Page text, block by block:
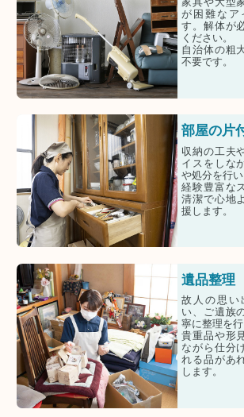
が困難なア
す。解体が
ください。
自治体の粗
不要です。
部屋の片
収納の工夫
イスをしな
や処分を行い
経験豊富な
清潔で心地
援します。
遺品整理
故人の思い
い、ご遺族
寧に整理を行
貴重品や形
ながら仕分
れる品があ
します。